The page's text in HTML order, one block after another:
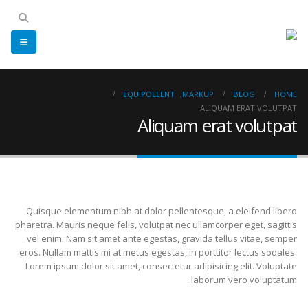
HOME
BLOG
MARKUP
,
EQUIPOLLENT
ALIQUAM ERAT VOLUTPAT
Aliquam erat volutpat
Quisque elementum nibh at dolor pellentesque, a eleifend libero
pharetra. Mauris neque felis, volutpat nec ullamcorper eget, sagittis
vel enim. Nam sit amet ante egestas, gravida tellus vitae, semper
eros. Nullam mattis mi at metus egestas, in porttitor lectus sodales.
Lorem ipsum dolor sit amet, consectetur adipisicing elit. Voluptate
laborum vero voluptatum.